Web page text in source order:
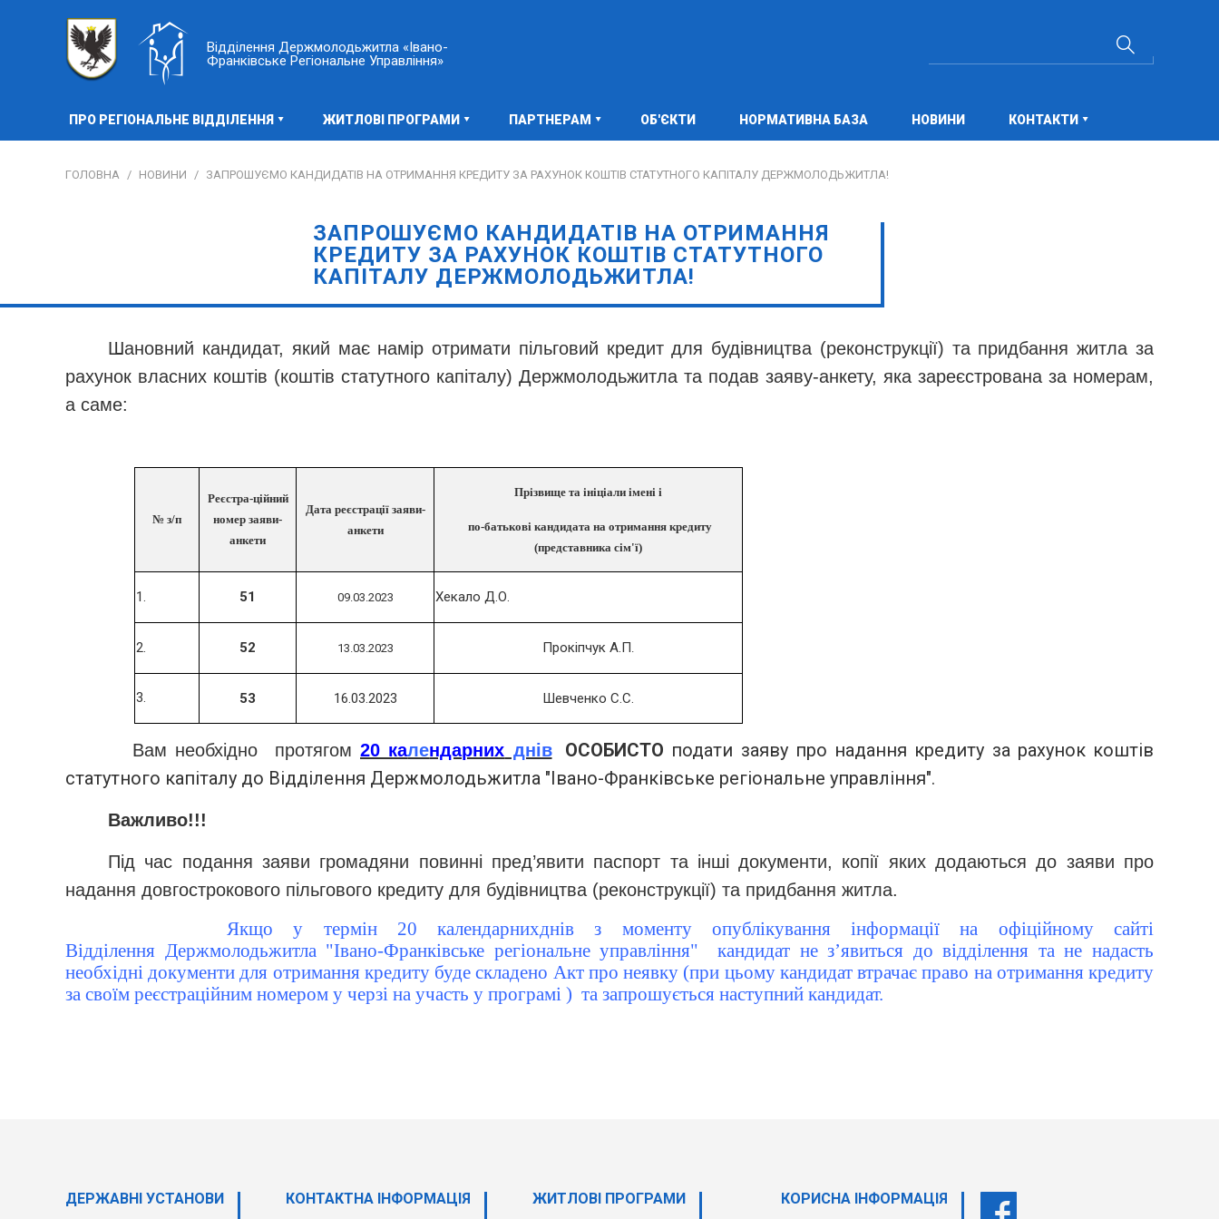
Відділення Держмолодьжитла «Івано-
Франківське Регіональне Управління»
ПРО РЕГІОНАЛЬНЕ ВІДДІЛЕННЯ ЖИТЛОВІ ПРОГРАМИ ПАРТНЕРАМ ОБ'ЄКТИ НОРМАТИВНА БАЗА НОВИНИ КОНТАКТИ
ГОЛОВНА / НОВИНИ / ЗАПРОШУЄМО КАНДИДАТІВ НА ОТРИМАННЯ КРЕДИТУ ЗА РАХУНОК КОШТІВ СТАТУТНОГО КАПІТАЛУ ДЕРЖМОЛОДЬЖИТЛА!
ЗАПРОШУЄМО КАНДИДАТІВ НА ОТРИМАННЯ
КРЕДИТУ ЗА РАХУНОК КОШТІВ СТАТУТНОГО
КАПІТАЛУ ДЕРЖМОЛОДЬЖИТЛА!
Шановний кандидат, який має намір отримати пільговий кредит для будівництва (реконструкції) та придбання житла за
рахунок власних коштів (коштів статутного капіталу) Держмолодьжитла та подав заяву-анкету, яка зареєстрована за номерам,
а саме:
№ з/п
Реєстра-ційний
номер заяви-
анкети
Дата реєстрації заяви-
анкети
Прізвище та ініціали імені і
по-батькові кандидата на отримання кредиту
(представника сім'ї)
1. 51 09.03.2023 Хекало Д.О.
2. 52 13.03.2023 Прокіпчук А.П.
3. 53 16.03.2023 Шевченко С.С.
Вам необхідно протягом 20 календарних днів ОСОБИСТО подати заяву про надання кредиту за рахунок коштів
статутного капіталу до Відділення Держмолодьжитла "Івано-Франківське регіональне управління".
Важливо!!!
Під час подання заяви громадяни повинні пред’явити паспорт та інші документи, копії яких додаються до заяви про
надання довгострокового пільгового кредиту для будівництва (реконструкції) та придбання житла.
Якщо у термін 20 календарнихднів з моменту опублікування інформації на офіційному сайті
Відділення Держмолодьжитла"Івано-Франківське регіональне управління" кандидат не з’явиться до відділення та не надасть
необхідні документи для отримання кредиту буде складено Акт про неявку (при цьому кандидат втрачає право на отримання кредиту
за своїм реєстраційним номером у черзі на участь у програмі ) та запрошується наступний кандидат.
ДЕРЖАВНI УСТАНОВИ КОНТАКТНА ІНФОРМАЦІЯ ЖИТЛОВІ ПРОГРАМИ КОРИСНА ІНФОРМАЦІЯ